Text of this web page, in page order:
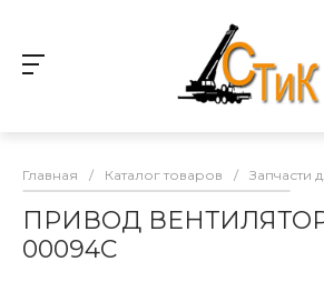
Главная / Каталог товаров / Запчасти
ПРИВОД ВЕНТИЛЯТОРА
00094C